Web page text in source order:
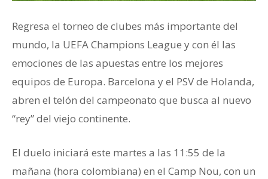
Regresa el torneo de clubes más importante del
mundo, la UEFA Champions League y con él las
emociones de las apuestas entre los mejores
equipos de Europa. Barcelona y el PSV de Holanda,
abren el telón del campeonato que busca al nuevo
“rey” del viejo continente.
El duelo iniciará este martes a las 11:55 de la
mañana (hora colombiana) en el Camp Nou, con un